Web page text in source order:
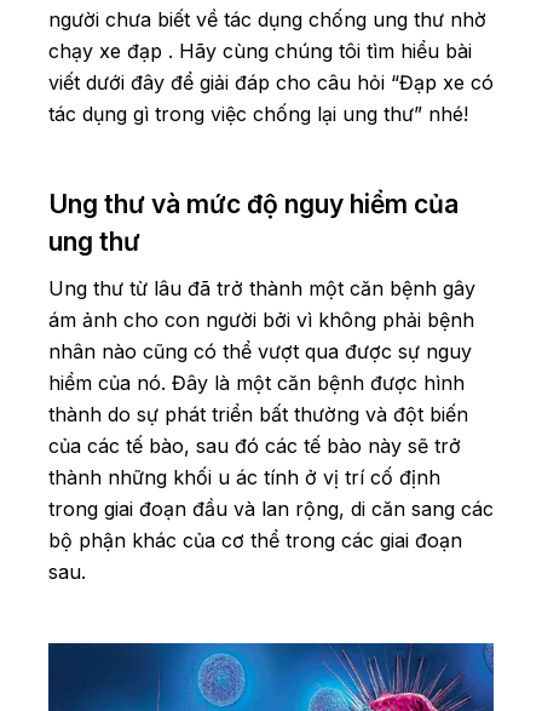
người chưa biết về tác dụng chống ung thư nhờ
chạy xe đạp . Hãy cùng chúng tôi tìm hiểu bài
viết dưới đây để giải đáp cho câu hỏi “Đạp xe có
tác dụng gì trong việc chống lại ung thư” nhé!
Ung thư và mức độ nguy hiểm của
ung thư
Ung thư từ lâu đã trở thành một căn bệnh gây
ám ảnh cho con người bởi vì không phải bệnh
nhân nào cũng có thể vượt qua được sự nguy
hiểm của nó. Đây là một căn bệnh được hình
thành do sự phát triển bất thường và đột biến
của các tế bào, sau đó các tế bào này sẽ trở
thành những khối u ác tính ở vị trí cố định
trong giai đoạn đầu và lan rộng, di căn sang các
bộ phận khác của cơ thể trong các giai đoạn
sau.